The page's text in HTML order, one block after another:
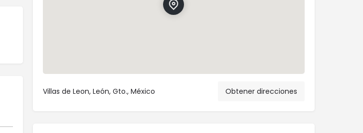
Villas de Leon, León, Gto., México Obtener direcciones